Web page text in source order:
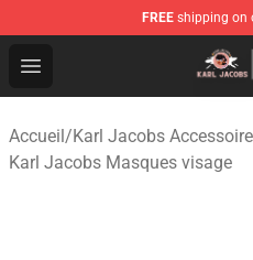
FREE shipping on
Open menu
Karl Jacobs Store -
Accueil/Karl Jacobs
Karl Jacobs Masques visage